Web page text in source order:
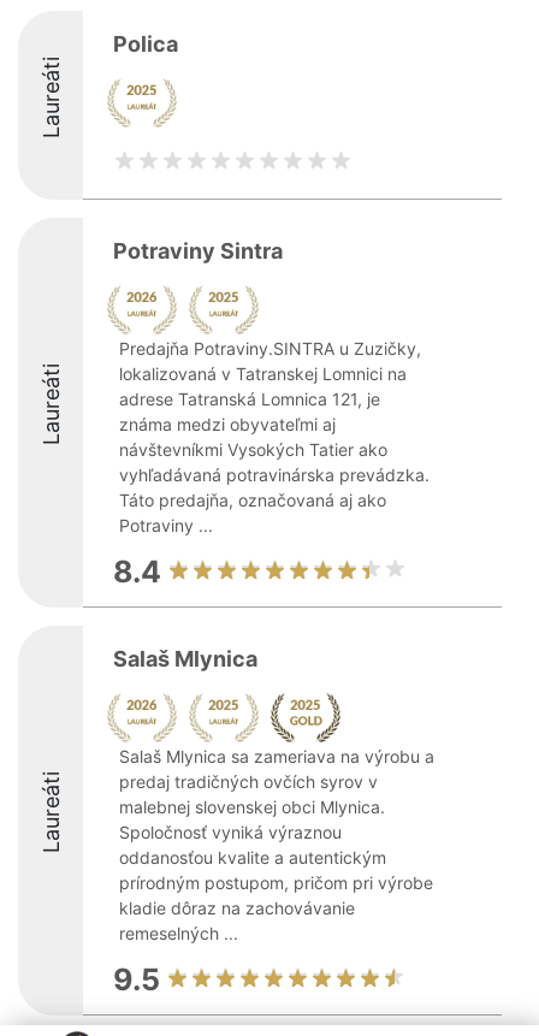
Laureáti
Polica
Laureáti
Potraviny Sintra
Predajňa Potraviny.SINTRA u Zuzičky,
lokalizovaná v Tatranskej Lomnici na
adrese Tatranská Lomnica 121, je
známa medzi obyvateľmi aj
návštevníkmi Vysokých Tatier ako
vyhľadávaná potravinárska prevádzka.
Táto predajňa, označovaná aj ako
Potraviny ...
8.4
Laureáti
Salaš Mlynica
Salaš Mlynica sa zameriava na výrobu a
predaj tradičných ovčích syrov v
malebnej slovenskej obci Mlynica.
Spoločnosť vyniká výraznou
oddanosťou kvalite a autentickým
prírodným postupom, pričom pri výrobe
kladie dôraz na zachovávanie
remeselných ...
9.5